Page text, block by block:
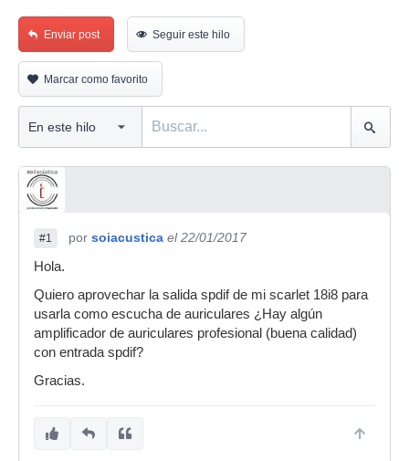
Enviar post Seguir este hilo
Marcar como favorito
#1 por soiacustica el 22/01/2017
Hola.
Quiero aprovechar la salida spdif de mi scarlet 18i8 para
usarla como escucha de auriculares ¿Hay algún
amplificador de auriculares profesional (buena calidad)
con entrada spdif?
Gracias.